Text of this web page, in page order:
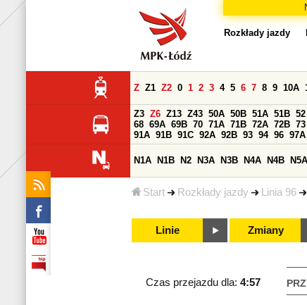
Start Rozkłady jazdy Linia 96
Rozkłady jazdy
Z Z1 Z2 0 1 2 3 4 5 6 7 8 9 10A
Z3 Z6 Z13 Z43 50A 50B 51A 51B 52
68 69A 69B 70 71A 71B 72A 72B 73
91A 91B 91C 92A 92B 93 94 96 97A
N1A N1B N2 N3A N3B N4A N4B N5A
Linie Zmiany
Czas przejazdu dla: 4:57